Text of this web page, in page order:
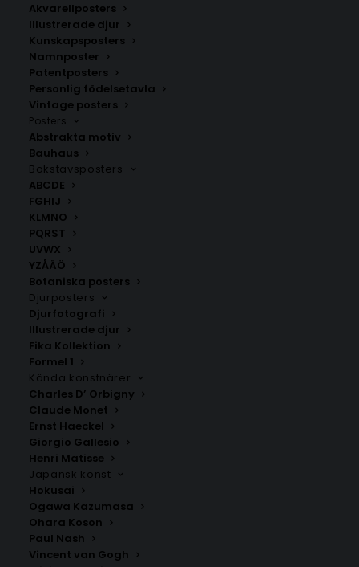
Akvarellposters
Illustrerade djur
Kunskapsposters
Namnposter
Patentposters
Personlig födelsetavla
Vintage posters
Posters
Abstrakta motiv
Bauhaus
Bokstavsposters
ABCDE
FGHIJ
KLMNO
PQRST
UVWX
YZÅÄÖ
Botaniska posters
Djurposters
Djurfotografi
Illustrerade djur
Fika Kollektion
Formel 1
Kända konstnärer
Charles D’ Orbigny
Claude Monet
Ernst Haeckel
Giorgio Gallesio
Henri Matisse
Japansk konst
Hokusai
Ogawa Kazumasa
Ohara Koson
Paul Nash
Vincent van Gogh
Kökstavlor, Sommarposters
ANDRA KÖPTE ÄVEN
Henri Matisse – Promenade
Des Oliviers
Fr.99.00kr